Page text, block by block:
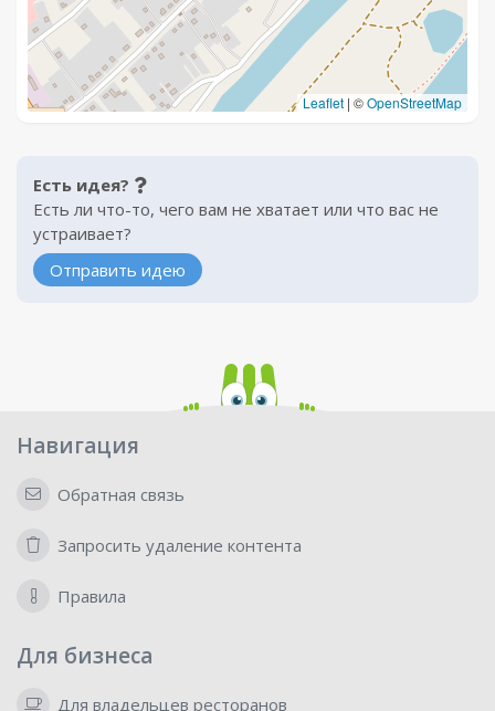
Leaflet | ©OpenStreetMap
Есть идея?
Есть ли что-то, чего вам не хватает или что вас не
устраивает?
Отправить идею
Навигация
Обратная связь
Запросить удаление контента
Правила
Для бизнеса
Для владельцев ресторанов